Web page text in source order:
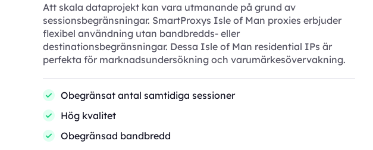
Att skala dataprojekt kan vara utmanande på grund av
sessionsbegränsningar. SmartProxys Isle of Man proxies erbjuder
flexibel användning utan bandbredds- eller
destinationsbegränsningar. Dessa Isle of Man residential IPs är
perfekta för marknadsundersökning och varumärkesövervakning.
Obegränsat antal samtidiga sessioner
Hög kvalitet
Obegränsad bandbredd